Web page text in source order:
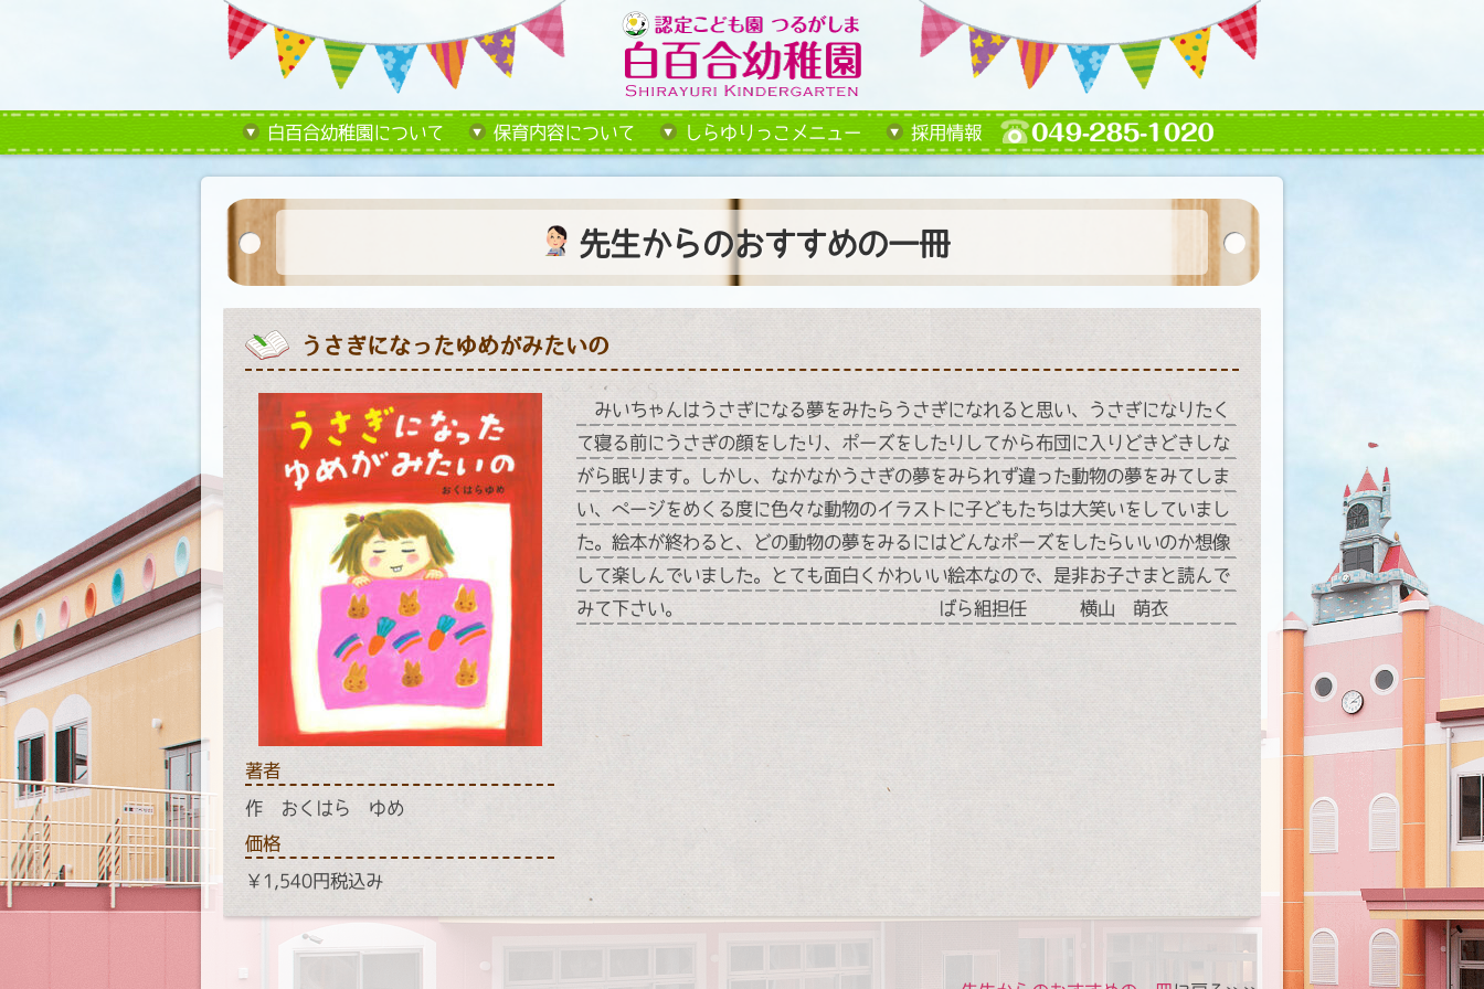
白百合幼稚園について 保育内容について しらゆりっこメニュー 採用情報
先生からのおすすめの一冊
うさぎになったゆめがみたいの
著者
作 おくはら ゆめ
価格
￥1,540円税込み
みいちゃんはうさぎになる夢をみたらうさぎになれると思い、うさぎになりたく
て寝る前にうさぎの顔をしたり、ポーズをしたりしてから布団に入りどきどきしな
がら眠ります。しかし、なかなかうさぎの夢をみられず違った動物の夢をみてしま
い、ページをめくる度に色々な動物のイラストに子どもたちは大笑いをしていまし
た。絵本が終わると、どの動物の夢をみるにはどんなポーズをしたらいいのか想像
して楽しんでいました。とても面白くかわいい絵本なので、是非お子さまと読んで
みて下さい。 ばら組担任 横山 萌衣